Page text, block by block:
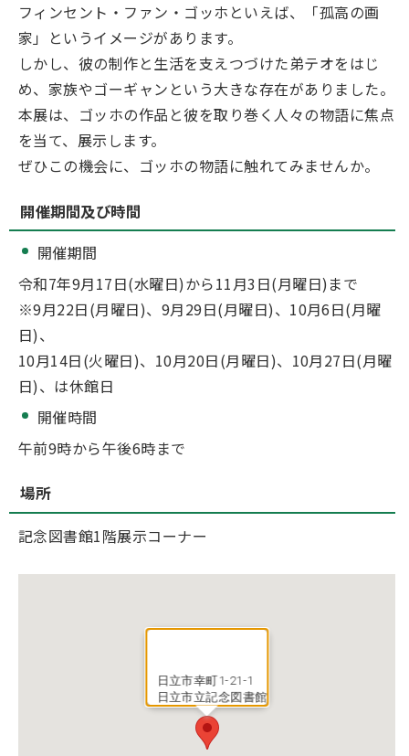
フィンセント・ファン・ゴッホといえば、「孤高の画
家」というイメージがあります。
しかし、彼の制作と生活を支えつづけた弟テオをはじ
め、家族やゴーギャンという大きな存在がありました。
本展は、ゴッホの作品と彼を取り巻く人々の物語に焦点
を当て、展示します。
ぜひこの機会に、ゴッホの物語に触れてみませんか。
開催期間及び時間
開催期間
令和7年9月17日(水曜日)から11月3日(月曜日)まで
※9月22日(月曜日)、9月29日(月曜日)、10月6日(月曜
日)、
10月14日(火曜日)、10月20日(月曜日)、10月27日(月曜
日)、は休館日
開催時間
午前9時から午後6時まで
場所
記念図書館1階展示コーナー
日立市幸町1-21-1
日立市立記念図書館